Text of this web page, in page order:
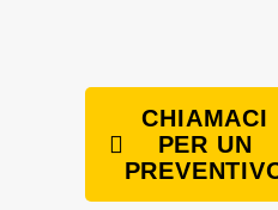
CHIAMACI
PER UN